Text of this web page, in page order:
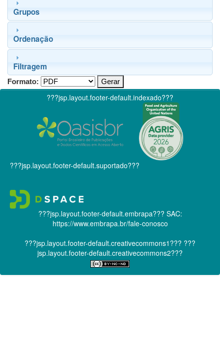
Grupos
Ordenação
Filtragem
Formato:
???jsp.layout.footer-default.indexado???
???jsp.layout.footer-default.suportado???
???jsp.layout.footer-default.embrapa??? SAC:
https://www.embrapa.br/fale-conosco
???jsp.layout.footer-default.creativecommons1??? ???
jsp.layout.footer-default.creativecommons2???